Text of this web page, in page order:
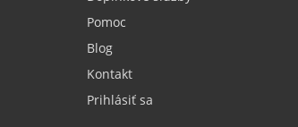
Pomoc
Blog
Kontakt
Prihlásiť sa